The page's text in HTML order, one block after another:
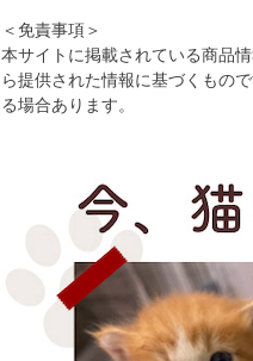
＜免責事項＞
本サイトに掲載されている商品
ら提供された情報に基づくもの
る場合あります。